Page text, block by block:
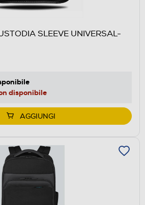
SLEEVE UNIVERSAL-
disponibile
AGGIUNGI